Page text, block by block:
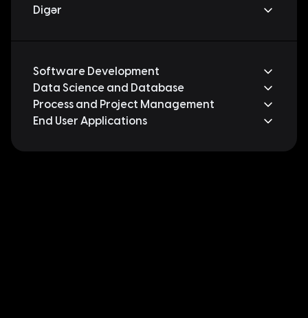
Digər
Software Development
Data Science and Database
Process and Project Management
End User Applications